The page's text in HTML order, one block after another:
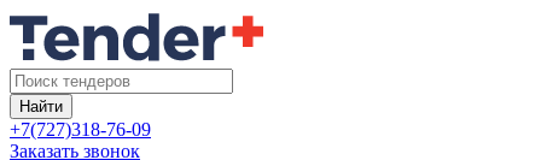
Найти
+7(727)318-76-09
Заказать звонок